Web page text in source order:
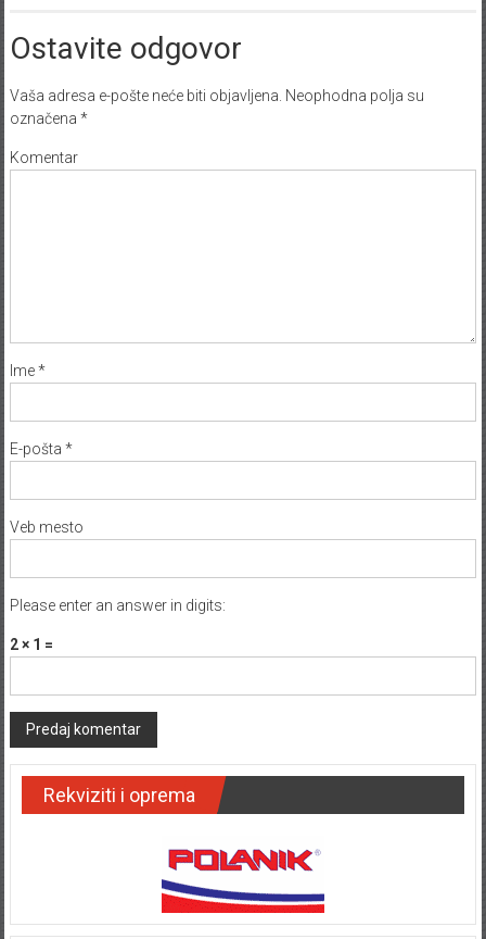
Ostavite odgovor
Vaša adresa e-pošte neće biti objavljena. Neophodna polja su
označena *
Komentar
Ime*
E-pošta *
Veb mesto
Please enter an answer in digits:
2 × 1 =
Rekviziti i oprema